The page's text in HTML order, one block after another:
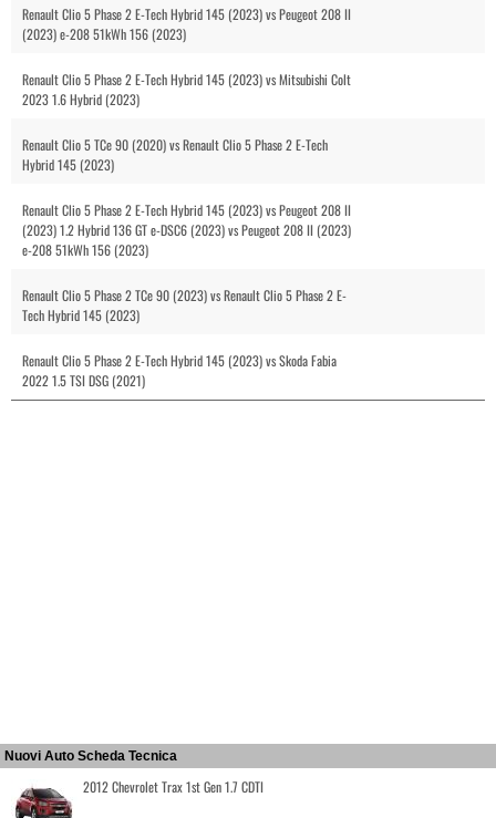
Renault Clio 5 Phase 2 E-Tech Hybrid 145 (2023) vs Peugeot 208 II
(2023) e-208 51kWh 156 (2023)
Renault Clio 5 Phase 2 E-Tech Hybrid 145 (2023) vs Mitsubishi Colt
2023 1.6 Hybrid (2023)
Renault Clio 5 TCe 90 (2020) vs Renault Clio 5 Phase 2 E-Tech
Hybrid 145 (2023)
Renault Clio 5 Phase 2 E-Tech Hybrid 145 (2023) vs Peugeot 208 II
(2023) 1.2 Hybrid 136 GT e-DSC6 (2023) vs Peugeot 208 II (2023)
e-208 51kWh 156 (2023)
Renault Clio 5 Phase 2 TCe 90 (2023) vs Renault Clio 5 Phase 2 E-
Tech Hybrid 145 (2023)
Renault Clio 5 Phase 2 E-Tech Hybrid 145 (2023) vs Skoda Fabia
2022 1.5 TSI DSG (2021)
Nuovi Auto Scheda Tecnica
2012 Chevrolet Trax 1st Gen 1.7 CDTI